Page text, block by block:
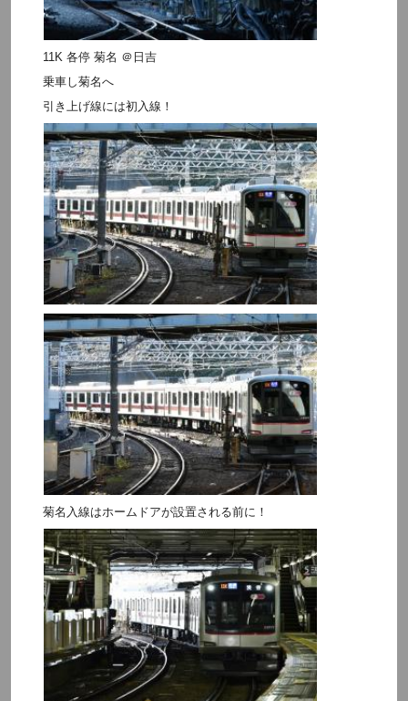
11K 各停 菊名 ＠日吉
乗車し菊名へ
引き上げ線には初入線！
菊名入線はホームドアが設置される前に！